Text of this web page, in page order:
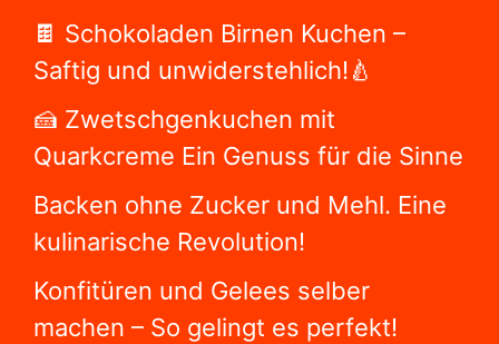
🍫 Schokoladen Birnen Kuchen –
Saftig und unwiderstehlich!🍐
🍰 Zwetschgenkuchen mit
Quarkcreme Ein Genuss für die Sinne
Backen ohne Zucker und Mehl. Eine
kulinarische Revolution!
Konfitüren und Gelees selber
machen – So gelingt es perfekt!